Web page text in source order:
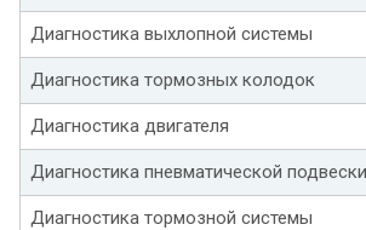
Диагностика выхлопной системы
Диагностика тормозных колодок
Диагностика двигателя
Диагностика пневматической подвески
Диагностика тормозной системы